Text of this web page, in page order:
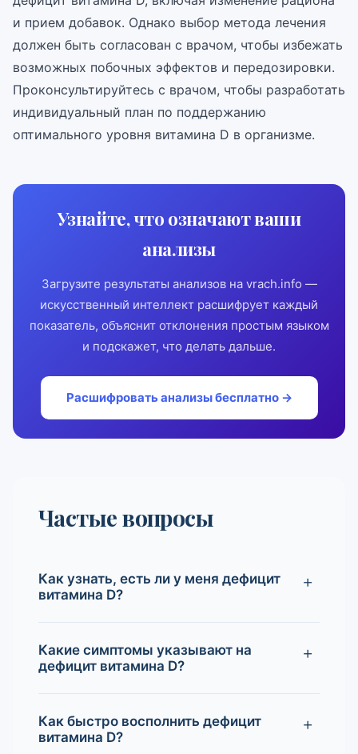
и прием добавок. Однако выбор метода лечения
должен быть согласован с врачом, чтобы избежать
возможных побочных эффектов и передозировки.
Проконсультируйтесь с врачом, чтобы разработать
индивидуальный план по поддержанию
оптимального уровня витамина D в организме.
Узнайте, что означают ваши
анализы
Загрузите результаты анализов на vrach.info —
искусственный интеллект расшифрует каждый
показатель, объяснит отклонения простым языком
и подскажет, что делать дальше.
Расшифровать анализы бесплатно →
Частые вопросы
Как узнать, есть ли у меня дефицит
витамина D?
Какие симптомы указывают на
дефицит витамина D?
Как быстро восполнить дефицит
витамина D?